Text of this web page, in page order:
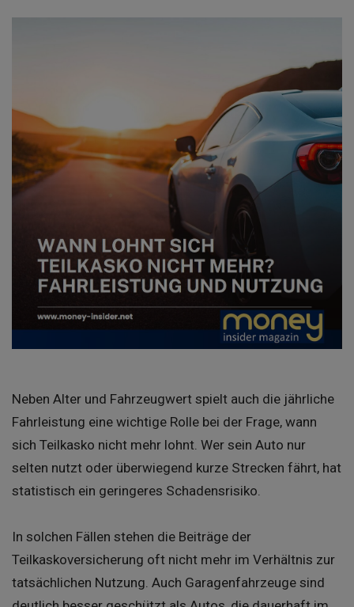
Neben Alter und Fahrzeugwert spielt auch die jährliche
Fahrleistung eine wichtige Rolle bei der Frage, wann
sich Teilkasko nicht mehr lohnt. Wer sein Auto nur
selten nutzt oder überwiegend kurze Strecken fährt, hat
statistisch ein geringeres Schadensrisiko.
In solchen Fällen stehen die Beiträge der
Teilkaskoversicherung oft nicht mehr im Verhältnis zur
tatsächlichen Nutzung. Auch Garagenfahrzeuge sind